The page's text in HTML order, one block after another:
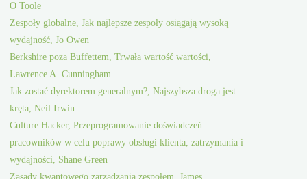
O Toole
Zespoły globalne, Jak najlepsze zespoły osiągają wysoką
wydajność, Jo Owen
Berkshire poza Buffettem, Trwała wartość wartości,
Lawrence A. Cunningham
Jak zostać dyrektorem generalnym?, Najszybsza droga jest
kręta, Neil Irwin
Culture Hacker, Przeprogramowanie doświadczeń
pracowników w celu poprawy obsługi klienta, zatrzymania i
wydajności, Shane Green
Zasady kwantowego zarządzania zespołem, James